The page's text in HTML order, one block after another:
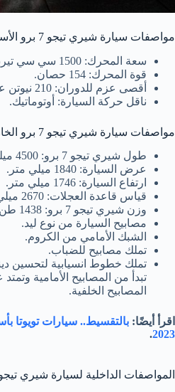
مواصفات سيارة شيري تيجو 7 برو الأساسية
سعة المحرك: 1500 سي سي تيربو.
قوة المحرك: 154 حصان.
أقصى عزم للدوران: 210 نيوتن على المتر.
ناقل حركة السيارة: أوتوماتيك.
مواصفات سيارة شيري تيجو 7 برو الخارجية
طول شيري تيجو 7 برو: 4500 ميلي متر.
عرض السيارة: 1840 ميلي متر.
ارتفاع السيارة: 1746 ميلي متر.
قياس قاعدة العجلات: 2670 ميلي متر.
وزن شيري تيجو 7 برو: 1438 طن.
مصابيح السيارة من نوع ليد.
الشبك الأمامي من الكروم.
تملك مصابيح للضباب.
تملك خطوط انسيابية لتحسين
تبدأ من المصابيح الأمامية
المصابيح الخلفية.
اقرأ أيضًا:
2023
.
المواصفات الداخلية لسيارة شيري تيجو 7